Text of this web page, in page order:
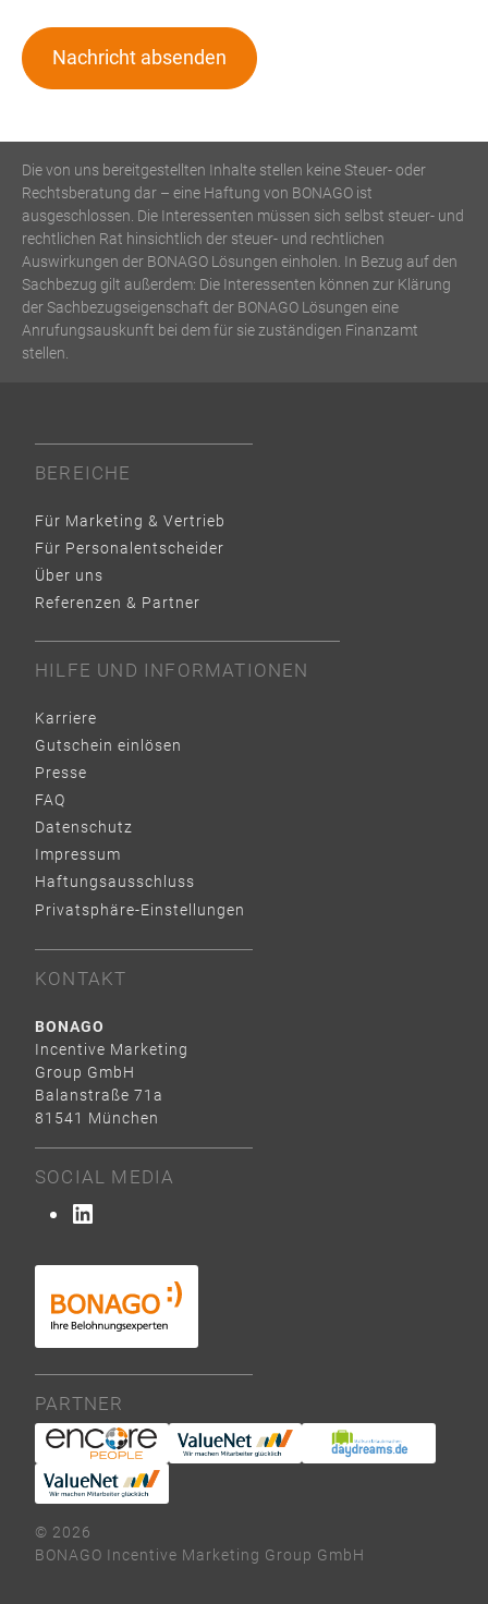
Die von uns bereitgestellten Inhalte stellen keine Steuer- oder
Rechtsberatung dar – eine Haftung von BONAGO ist
ausgeschlossen. Die Interessenten müssen sich selbst steuer- und
rechtlichen Rat hinsichtlich der steuer- und rechtlichen
Auswirkungen der BONAGO Lösungen einholen. In Bezug auf den
Sachbezug gilt außerdem: Die Interessenten können zur Klärung
der Sachbezugseigenschaft der BONAGO Lösungen eine
Anrufungsauskunft bei dem für sie zuständigen Finanzamt
stellen.
PARTNER
© 2026
BONAGO Incentive Marketing Group GmbH
BEREICHE
Für Marketing & Vertrieb
Für Personalentscheider
Über uns
Referenzen & Partner
HILFE UND INFORMATIONEN
Karriere
Gutschein einlösen
Presse
FAQ
Datenschutz
Impressum
Haftungsausschluss
Privatsphäre-Einstellungen
KONTAKT
BONAGO
Incentive Marketing
Group GmbH
Balanstraße 71a
81541 München
SOCIAL MEDIA